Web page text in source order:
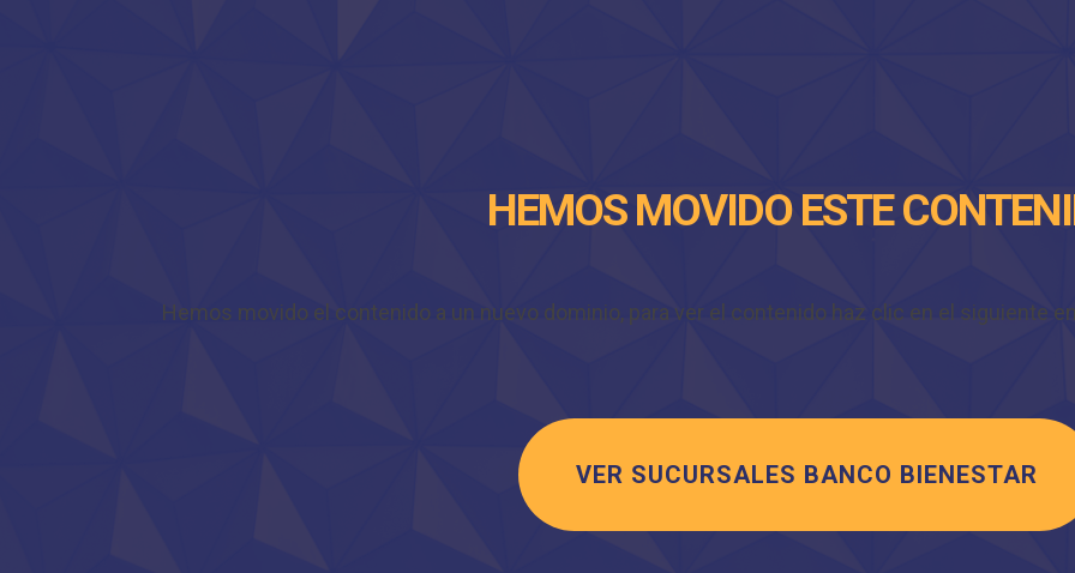
HEMOS MOVIDO ESTE
Hemos movido el contenido a un nuevo dominio, para ver el contenido haz clic en el siguiente
VER SUCURSALES BANCO BIENESTAR